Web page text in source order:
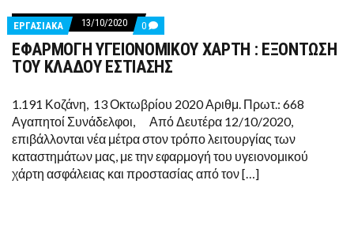
ΕΡΓΑΣΙΑΚΑ 13/10/2020 0 COMMENTS
ON
ΕΦΑΡΜΟΓΗ
ΥΓΕΙΟΝΟΜΙΚΟΥ
ΧΑΡΤΗ
ΤΟΥ
ΚΛΑΔΟΥ
ΕΣΤΙΑΣΗΣ
ΕΦΑΡΜΟΓΗ ΥΓΕΙΟΝΟΜΙΚΟΥ ΧΑΡΤΗ : ΕΞΟΝΤΩΣΗ
ΤΟΥ ΚΛΑΔΟΥ ΕΣΤΙΑΣΗΣ
1.191 Κοζάνη, 13 Οκτωβρίου 2020 Αριθμ. Πρωτ.: 668
Αγαπητοί Συνάδελφοι, Από Δευτέρα 12/10/2020,
επιβάλλονται νέα μέτρα στον τρόπο λειτουργίας των
καταστημάτων μας, με την εφαρμογή του υγειονομικού
χάρτη ασφάλειας και προστασίας από τον […]